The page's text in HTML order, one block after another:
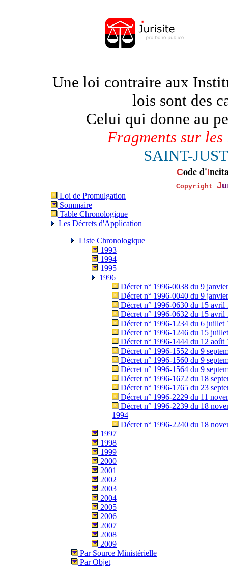
Une loi contraire aux
lois sont des
Celui qui donne au
Fragments sur
SAINT-
Code d'I
Copyright J
Loi de Promulgation
Sommaire
Table Chronologique
Les Décrets d'Application
Liste Chronologique
1993
1994
1995
1996
Décret n° 1996-0038 du 9
Décret n° 1996-0040 du 9
Décret n° 1996-0630 du 15
Décret n° 1996-0632 du 15
Décret n° 1996-1234 du 6 juillet
Décret n° 1996-1246 du 15
Décret n° 1996-1444 du 12
Décret n° 1996-1552 du 9
Décret n° 1996-1560 du 9
Décret n° 1996-1564 du 9
Décret n° 1996-1672 du 18
Décret n° 1996-1765 du 23
Décret n° 1996-2229 du 11
Décret n° 1996-2239 du 18
1994
Décret n° 1996-2240 du 18
1997
1998
1999
2000
2001
2002
2003
2004
2005
2006
2007
2008
2009
Par Source Ministérielle
Par Objet